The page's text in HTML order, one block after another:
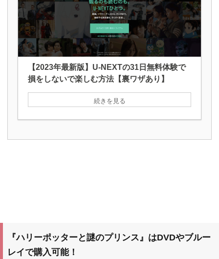
【2023年最新版】U-NEXTの31日無料体験で
損をしないで楽しむ方法【裏ワザあり】
続きを見る
『ハリーポッターと謎のプリンス』 はDVDやブルー
レイで購入可能！